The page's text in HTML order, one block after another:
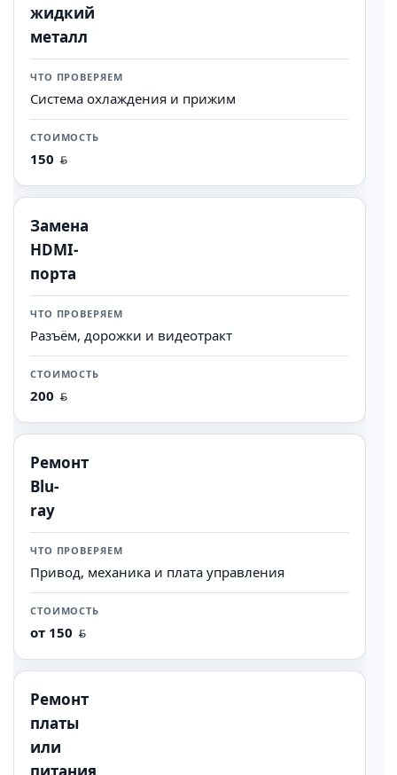
жидкий
металл
Система охлаждения и прижим
150
Замена
HDMI-
порта
Разъём, дорожки и видеотракт
200
Ремонт
Blu-
ray
Привод, механика и плата управления
от 150
Ремонт
платы
или
питания